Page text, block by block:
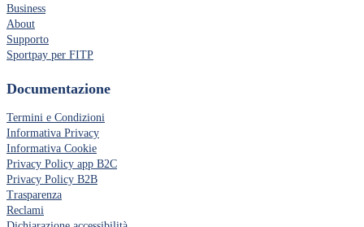
Business
About
Supporto
Sportpay per FITP
Documentazione
Termini e Condizioni
Informativa Privacy
Informativa Cookie
Privacy Policy app B2C
Privacy Policy B2B
Trasparenza
Reclami